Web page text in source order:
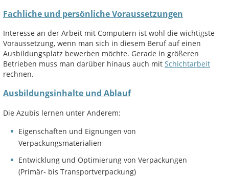
Fachliche und persönliche Voraussetzungen
Interesse an der Arbeit mit Computern ist wohl die wichtigste
Voraussetzung, wenn man sich in diesem Beruf auf einen
Ausbildungsplatz bewerben möchte. Gerade in größeren
Betrieben muss man darüber hinaus auch mit Schichtarbeit
rechnen.
Ausbildungsinhalte und Ablauf
Die Azubis lernen unter Anderem:
Eigenschaften und Eignungen von
Verpackungsmaterialien
Entwicklung und Optimierung von Verpackungen
(Primär- bis Transportverpackung)